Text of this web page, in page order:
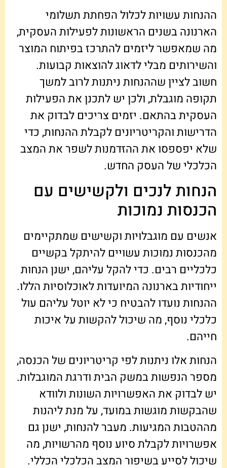
ההנחות עשויות לכלול הפחתת תשלומי
הארנונה בשנים הראשונות לפעילות העסקית,
מה שמאפשר ליזמים להתרכז בפיתוח המוצר
והשירותים מבלי לדאוג להוצאות קבועות.
חשוב לציין שההנחות ניתנות לרוב למשך
תקופה מוגבלת, ולכן יש לתכנן את הפעילות
העסקית בהתאם. יזמים צריכים לבדוק את
הדרישות והקריטריונים לקבלת ההנחות, כדי
שלא יפספסו את ההזדמנות לשפר את המצב
הכלכלי של העסק החדש.
הנחות לנכים ולקשישים עם
הכנסות נמוכות
אנשים עם מוגבלויות וקשישים שמתקיימים
מהכנסות נמוכות עשויים להיתקל בקשיים
כלכליים רבים. כדי להקל עליהם, ישנן הנחות
ייחודיות בארנונה המיועדות לאוכלוסיות הללו.
ההנחות נועדו להבטיח כי לא יוטל עליהם עול
כלכלי נוסף, מה שיכול להקשות על איכות
חייהם.
הנחות אלו ניתנות לפי קריטריונים של הכנסה,
מספר הנפשות במשק הבית ודרגת המוגבלות.
יש לבדוק את האפשרויות השונות ולוודא
שהבקשות מוגשות במועד, על מנת ליהנות
מההטבות המגיעות. מעבר להנחות, ישנן גם
אפשרויות לקבלת סיוע נוסף מהרשויות, מה
שיכול לסייע בשיפור המצב הכלכלי הכללי.